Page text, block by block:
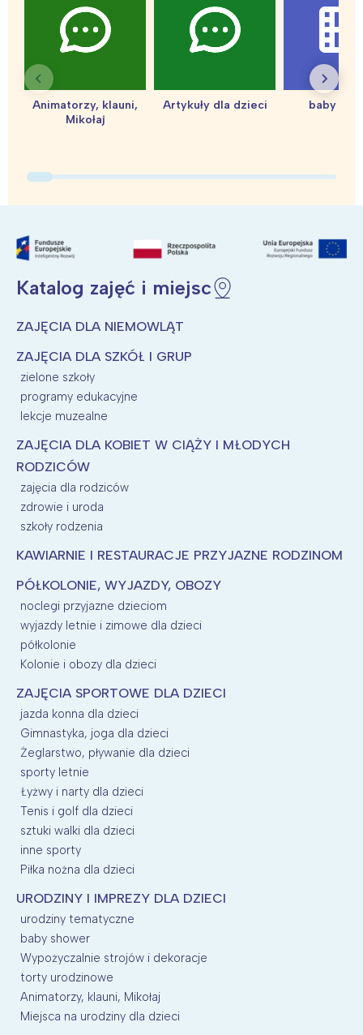
Animatorzy, klauni,
Mikołaj
Artykuły dla dzieci baby
Katalog zajęć i miejsc
ZAJĘCIA DLA NIEMOWLĄT
ZAJĘCIA DLA SZKÓŁ I GRUP
zielone szkoły
programy edukacyjne
lekcje muzealne
ZAJĘCIA DLA KOBIET W CIĄŻY I MŁODYCH
RODZICÓW
zajęcia dla rodziców
zdrowie i uroda
szkoły rodzenia
KAWIARNIE I RESTAURACJE PRZYJAZNE RODZINOM
PÓŁKOLONIE, WYJAZDY, OBOZY
noclegi przyjazne dzieciom
wyjazdy letnie i zimowe dla dzieci
półkolonie
Kolonie i obozy dla dzieci
ZAJĘCIA SPORTOWE DLA DZIECI
jazda konna dla dzieci
Gimnastyka, joga dla dzieci
Żeglarstwo, pływanie dla dzieci
sporty letnie
Łyżwy i narty dla dzieci
Tenis i golf dla dzieci
sztuki walki dla dzieci
inne sporty
Piłka nożna dla dzieci
URODZINY I IMPREZY DLA DZIECI
urodziny tematyczne
baby shower
Wypożyczalnie strojów i dekoracje
torty urodzinowe
Animatorzy, klauni, Mikołaj
Miejsca na urodziny dla dzieci
Warszawa
Łódź
Poznań
Wrocław
Śląsk
Kraków
Północ